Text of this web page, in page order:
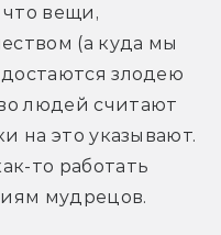
что вещи,
(а куда мы
злодею
людей считают
на это указывают.
то работать
мудрецов.